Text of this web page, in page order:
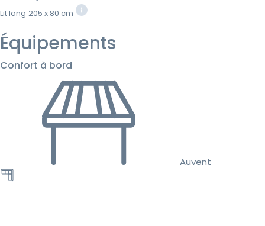
Lit long 205 x 80 cm
Équipements
Confort à bord
Auvent